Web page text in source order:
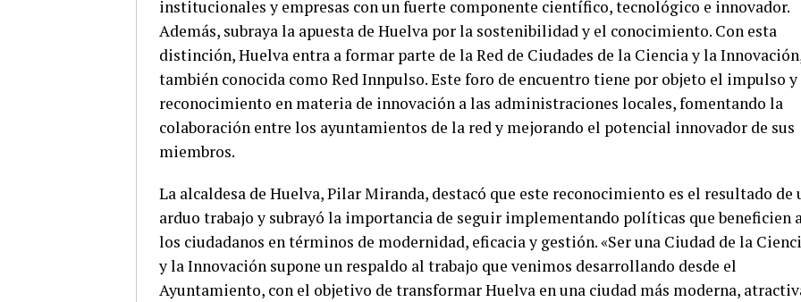
institucionales y empresas con un fuerte componente científico, tecnológico e innovador.
Además, subraya la apuesta de Huelva por la sostenibilidad y el conocimiento. Con esta
distinción, Huelva entra a formar parte de la Red de Ciudades de la Ciencia y la
también conocida como Red Innpulso. Este foro de encuentro tiene por objeto el impulso y
reconocimiento en materia de innovación a las administraciones locales, fomentando la
colaboración entre los ayuntamientos de la red y mejorando el potencial innovador de sus
miembros.
La alcaldesa de Huelva, Pilar Miranda, destacó que este reconocimiento es el resultado de
arduo trabajo y subrayó la importancia de seguir implementando políticas que beneficien
los ciudadanos en términos de modernidad, eficacia y gestión. «Ser una Ciudad de la
y la Innovación supone un respaldo al trabajo que venimos desarrollando desde el
Ayuntamiento, con el objetivo de transformar Huelva en una ciudad más moderna,